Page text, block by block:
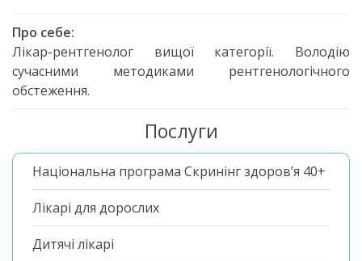
Про себе:
Лікар-рентгенолог вищої категорії. Володію
сучасними методиками рентгенологічного
обстеження.
Послуги
Національна програма Скринінг здоров’я 40+
Лікарі для дорослих
Дитячі лікарі